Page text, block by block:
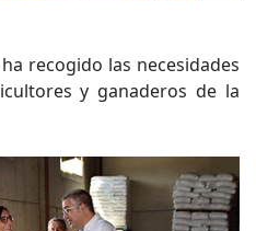
recogido las necesidades
y ganaderos de la